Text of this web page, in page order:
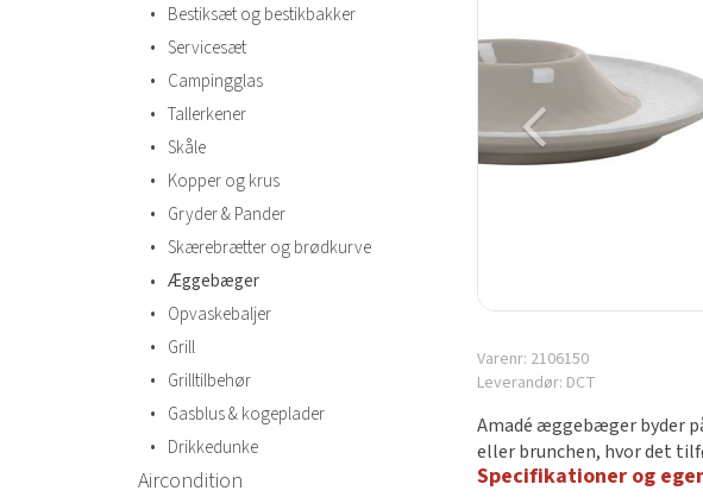
• Bestiksæt og bestikbakker
• Servicesæt
• Campingglas
• Tallerkener
• Skåle
• Kopper og krus
• Gryder & Pander
• Skærebrætter og brødkurve
• Æggebæger
• Opvaskebaljer
• Grill
• Grilltilbehør
• Gasblus & kogeplader
• Drikkedunke
Aircondition
Varenr: 2106150
Leverandør: DCT
Amadé æggebæger byder
eller brunchen, hvor det
Specifikationer og